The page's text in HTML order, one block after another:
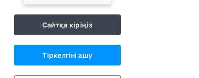
Сайтқа кіріңіз
Тіркелгіні ашу